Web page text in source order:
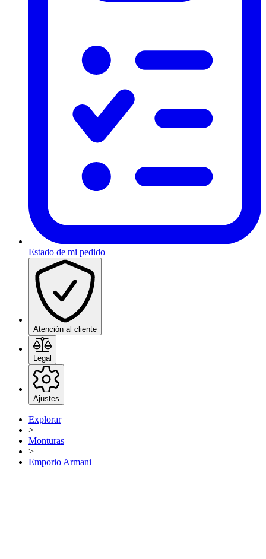
Estado de mi pedido
Atención al cliente
Legal
Ajustes
Explorar
>
Monturas
>
Emporio Armani